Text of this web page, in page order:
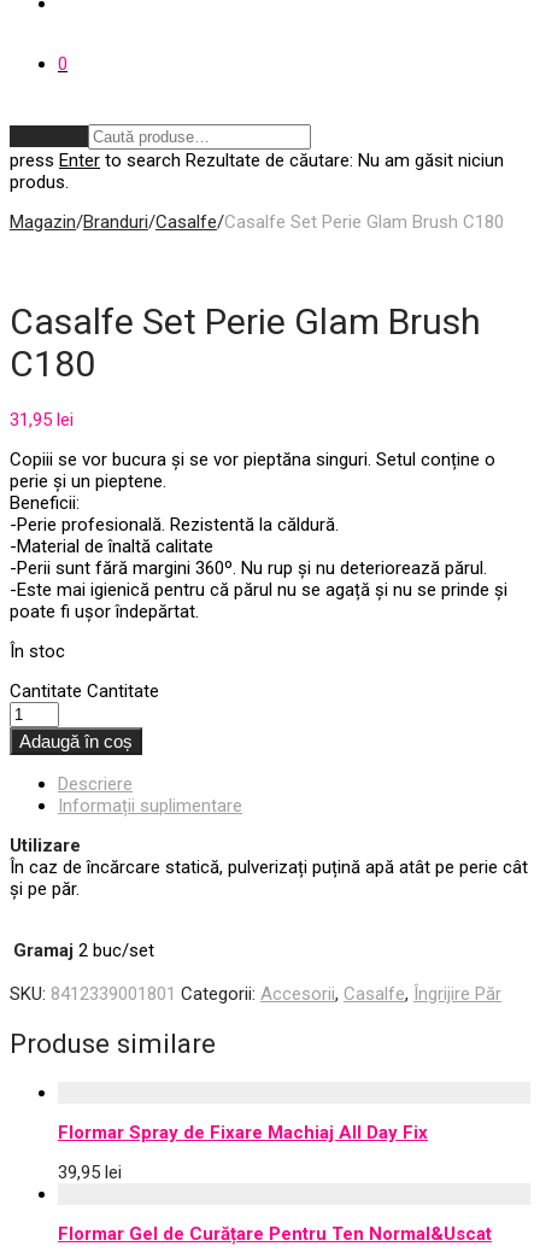
0
press Enter to search Rezultate de căutare: Nu am găsit niciun
produs.
Magazin/Branduri/Casalfe/Casalfe Set Perie Glam Brush C180
Casalfe Set Perie Glam Brush
C180
31,95 lei
Copiii se vor bucura și se vor pieptăna singuri. Setul conține o
perie și un pieptene.
Beneficii:
-Perie profesională. Rezistentă la căldură.
-Material de înaltă calitate
-Perii sunt fără margini 360º. Nu rup și nu deteriorează părul.
-Este mai igienică pentru că părul nu se agață și nu se prinde și
poate fi ușor îndepărtat.
În stoc
Cantitate Cantitate
Adaugă în coș
Descriere
Informații suplimentare
Utilizare
În caz de încărcare statică, pulverizați puțină apă atât pe perie cât
și pe păr.
Gramaj 2 buc/set
SKU: 8412339001801 Categorii: Accesorii, Casalfe, Îngrijire Păr
Produse similare
Flormar Spray de Fixare Machiaj All Day Fix
39,95 lei
Flormar Gel de Curățare Pentru Ten Normal&Uscat